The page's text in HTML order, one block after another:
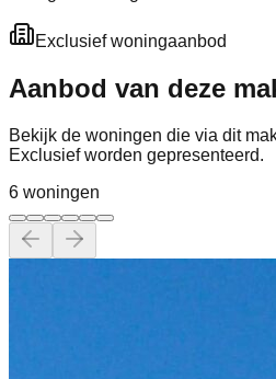
Exclusief woningaanbod
Aanbod van deze
Bekijk de woningen die via dit
Exclusief worden gepresenteerd.
6 woningen